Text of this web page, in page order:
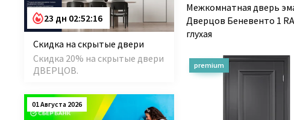
Межкомнатная дверь
Дверцов Беневенто 1
глухая
23 дн 02:52:15
Скидка на скрытые двери
Скидка 20% на скрытые двери
ДВЕРЦОВ.
01 Августа 2026